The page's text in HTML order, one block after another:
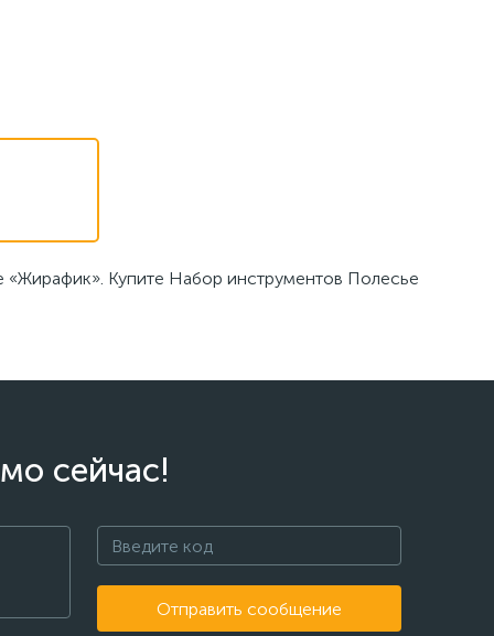
Купите Набор инструментов Полесье
сейчас!
Отправить сообщение